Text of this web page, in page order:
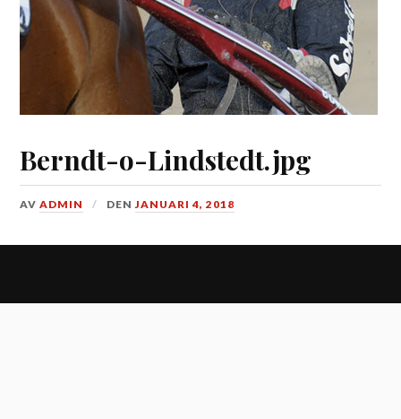
Berndt-o-Lindstedt.jpg
AVADMIN DENJANUARI 4, 2018